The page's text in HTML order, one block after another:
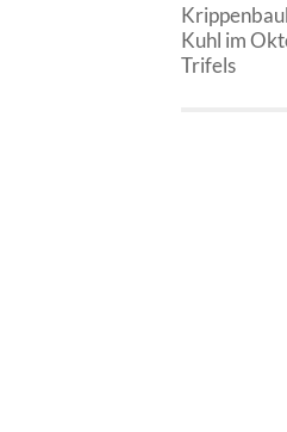
Kuhl im
Trifels